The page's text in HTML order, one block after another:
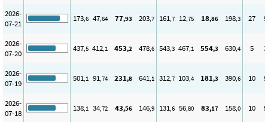
2026-
07-21
173,6 47,64 77,93 203,7 161,7 12,75 18,86 198,3 27 9
2026-
07-20
437,5 412,1 453,2 478,6 543,3 467,1 554,3 630,4 5 3
2026-
07-19
501,1 91,74 231,8 641,1 312,7 103,4 181,3 390,6 10 9
2026-
07-18
138,1 34,72 43,56 146,9 131,6 56,80 83,17 158,0 10 5